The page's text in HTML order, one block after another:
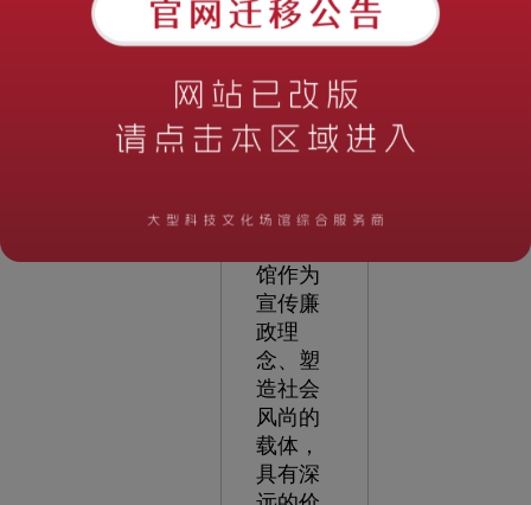
廉政教
育馆的
价值与
廉
馆作为
宣传廉
政理
念、塑
造社会
风尚的
载体，
具有深